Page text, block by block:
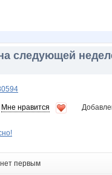
следующей
Мне нравится
первым